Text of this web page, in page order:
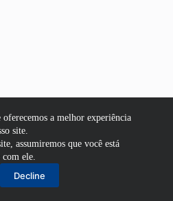
a melhor experiência
site.
assumiremos que você está
com ele.
Decline